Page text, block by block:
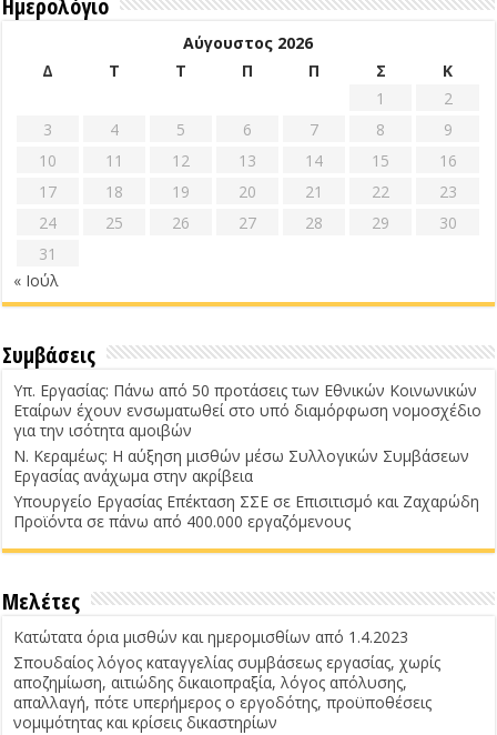
Ημερολόγιο
Αύγουστος 2026
Δ
Τ Τ Π Π Σ
Κ
1
2
3
4 5 6 7 8
9
10
11 12 13 14 15
16
17
18 19 20 21 22
23
24
25 26 27 28 29
30
31
« Ιούλ
Συμβάσεις
Υπ. Εργασίας: Πάνω από 50 προτάσεις των Εθνικών Κοινωνικών
Εταίρων έχουν ενσωματωθεί στο υπό διαμόρφωση νομοσχέδιο
για την ισότητα αμοιβών
Ν. Κεραμέως: Η αύξηση μισθών μέσω Συλλογικών Συμβάσεων
Εργασίας ανάχωμα στην ακρίβεια
Υπουργείο Εργασίας Επέκταση ΣΣΕ σε Επισιτισμό και Ζαχαρώδη
Προϊόντα σε πάνω από 400.000 εργαζόμενους
Μελέτες
Κατώτατα όρια μισθών και ημερομισθίων από 1.4.2023
Σπουδαίος λόγος καταγγελίας συμβάσεως εργασίας, χωρίς
αποζημίωση, αιτιώδης δικαιοπραξία, λόγος απόλυσης,
απαλλαγή, πότε υπερήμερος ο εργοδότης, προϋποθέσεις
νομιμότητας και κρίσεις δικαστηρίων